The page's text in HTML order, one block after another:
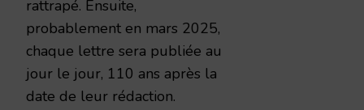
rattrapé. Ensuite,
probablement en mars 2025,
chaque lettre sera publiée au
jour le jour, 110 ans après la
date de leur rédaction.